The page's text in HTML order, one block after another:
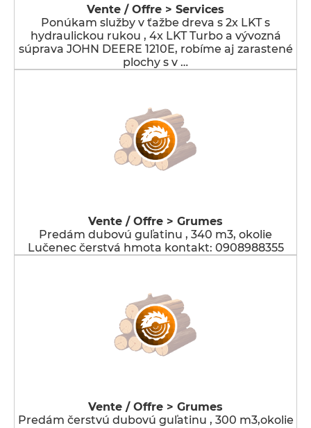
Vente / Offre > Services
Ponúkam služby v ťažbe dreva s 2x LKT s
hydraulickou rukou , 4x LKT Turbo a vývozná
súprava JOHN DEERE 1210E, robíme aj zarastené
plochy s v …
Vente / Offre > Grumes
Predám dubovú guľatinu , 340 m3, okolie
Lučenec čerstvá hmota kontakt: 0908988355
Vente / Offre > Grumes
Predám čerstvú dubovú guľatinu , 300 m3,okolie